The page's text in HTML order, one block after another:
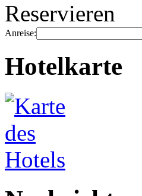
Reservieren
Anreise:
Hotelkarte